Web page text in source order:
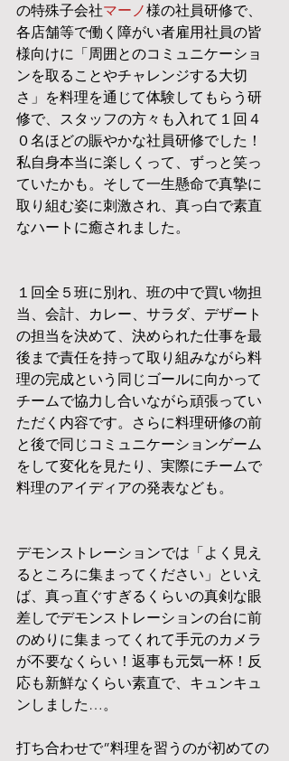
の特殊子会社マーノ様の社員研修で、
各店舗等で働く障がい者雇用社員の皆
様向けに「周囲とのコミュニケーショ
ンを取ることやチャレンジする大切
さ」を料理を通じて体験してもらう研
修で、スタッフの方々も入れて１回４
０名ほどの賑やかな社員研修でした！
私自身本当に楽しくって、ずっと笑っ
ていたかも。そして一生懸命で真摯に
取り組む姿に刺激され、真っ白で素直
なハートに癒されました。
１回全５班に別れ、班の中で買い物担
当、会計、カレー、サラダ、デザート
の担当を決めて、決められた仕事を最
後まで責任を持って取り組みながら料
理の完成という同じゴールに向かって
チームで協力し合いながら頑張ってい
ただく内容です。さらに料理研修の前
と後で同じコミュニケーションゲーム
をして変化を見たり、実際にチームで
料理のアイディアの発表なども。
デモンストレーションでは「よく見え
るところに集まってください」といえ
ば、真っ直ぐすぎるくらいの真剣な眼
差しでデモンストレーションの台に前
のめりに集まってくれて手元のカメラ
が不要なくらい！返事も元気一杯！反
応も新鮮なくらい素直で、キュンキュ
ンしました…。
打ち合わせで”料理を習うのが初めての